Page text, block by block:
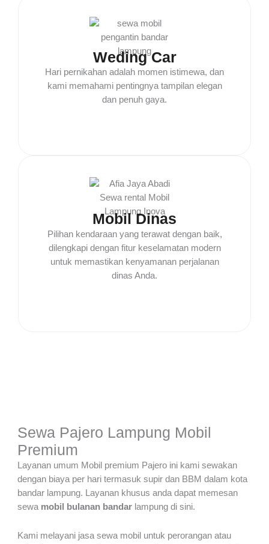
Weding Car
Hari pernikahan adalah momen istimewa, dan
kami memahami pentingnya tampilan elegan
dan penuh gaya.
Mobil Dinas
Pilihan kendaraan yang terawat dengan baik,
dilengkapi dengan fitur keselamatan modern
untuk memastikan kenyamanan perjalanan
dinas Anda.
Sewa Pajero Lampung Mobil
Premium
Layanan umum Mobil premium Pajero ini kami sewakan
dengan biaya per hari termasuk supir dan BBM dalam kota
bandar lampung. Layanan khusus anda dapat memesan
sewa mobil bulanan bandar lampung di sini.
Kami melayani jasa sewa mobil untuk perorangan atau